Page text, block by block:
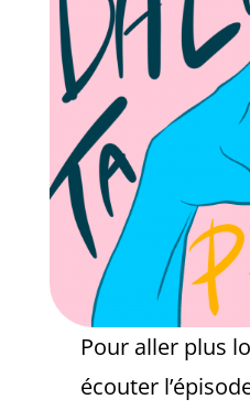
Pour aller plus
écouter